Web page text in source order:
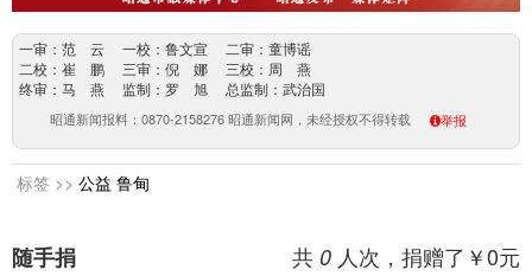
一审：范 云 一校：鲁文宣 二审：童博谣
二校：崔 鹏 三审：倪 娜 三校：周 燕
终审：马 燕 监制：罗 旭 总监制：武治国
昭通新闻报料：0870-2158276 昭通新闻网，未经授权不得转载 举报
标签 >> 公益 鲁甸
共 0 人次，捐赠了￥0元
随手捐